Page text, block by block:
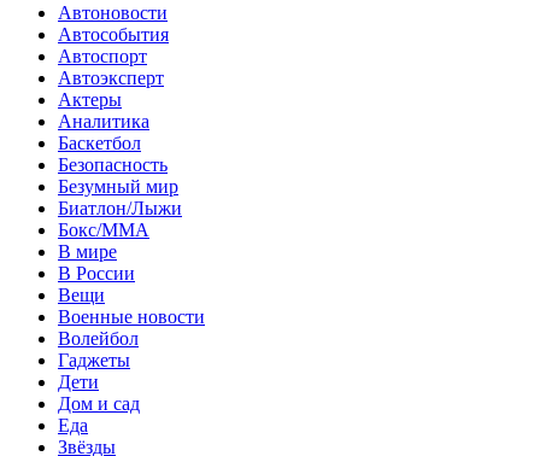
Автоновости
Автособытия
Автоспорт
Автоэксперт
Актеры
Аналитика
Баскетбол
Безопасность
Безумный мир
Биатлон/Лыжи
Бокс/MMA
В мире
В России
Вещи
Военные новости
Волейбол
Гаджеты
Дети
Дом и сад
Еда
Звёзды